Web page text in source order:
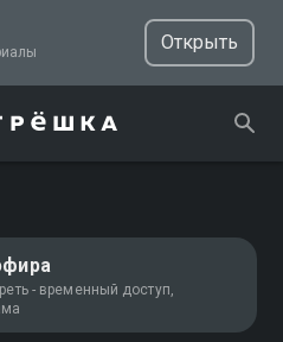
и сериалы
Открыть
- временный доступ,